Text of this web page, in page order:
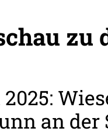
zu
2025:
an der